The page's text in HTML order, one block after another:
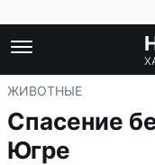
ЖИВОТНЫЕ
Спасение
Югре